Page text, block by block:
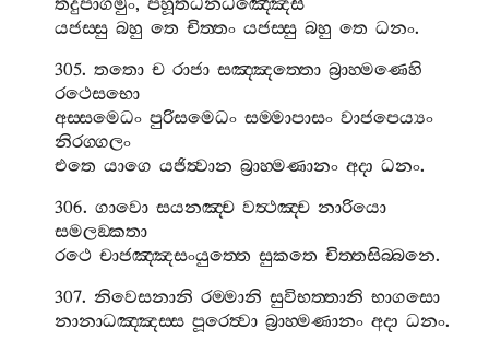
තදුපාගමුං,පහූතධනධඤ‍්ඤෙසි
යජස‍්සු බහු තෙ චිත‍්තං යජස‍්සු බහු තෙ ධනං.
305.තතො ච රාජා සඤ‍්ඤත‍්තො බ්‍රාහ‍්මණෙහි
රථෙසභො
අස‍්සමෙධං පුරිසමෙධං සම‍්මාපාසං වාජපෙය්‍යං
නිරග‍්ගලං
එතෙ යාගෙ යජිත්‍වාන බ්‍රාහ‍්මණානං අදා ධනං.
306.ගාවො සයනඤ‍්ච වත්‍ථඤ‍්ච නාරියො
සමලඞ‍්කතා
රථෙ චාජඤ‍්ඤසංයුත‍්තෙ සුකතෙ චිත‍්තසිබ‍්බනෙ.
307.නිවෙසනානි රම‍්මානි සුවිභත‍්තානි භාගසො
නානාධඤ‍්ඤස‍්ස පූරෙත්‍වා බ්‍රාහ‍්මණානං අදා ධනං.